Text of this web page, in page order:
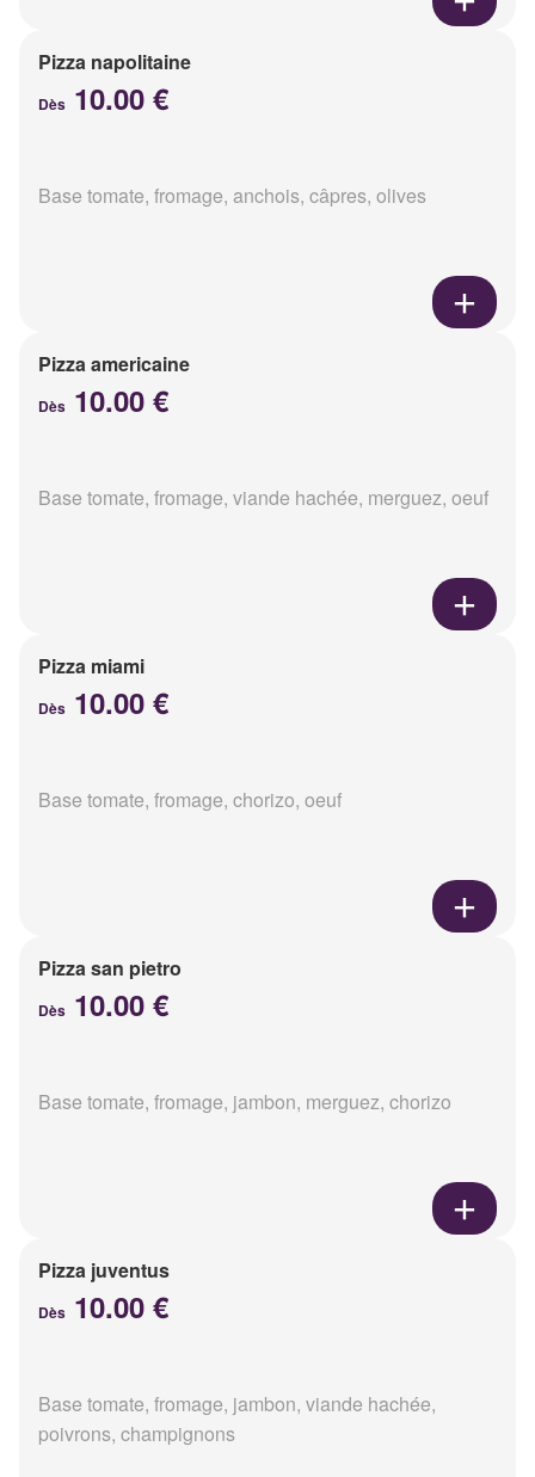
Pizza napolitaine
Dès 10.00 €
Base tomate, fromage, anchois, câpres, olives
Pizza americaine
Dès 10.00 €
Base tomate, fromage, viande hachée, merguez, oeuf
Pizza miami
Dès 10.00 €
Base tomate, fromage, chorizo, oeuf
Pizza san pietro
Dès 10.00 €
Base tomate, fromage, jambon, merguez, chorizo
Pizza juventus
Dès 10.00 €
Base tomate, fromage, jambon, viande hachée,
poivrons, champignons